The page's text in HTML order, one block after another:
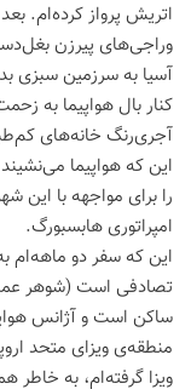
اتریش پرواز کرده‌ام.
وراجی‌های پیرزن
آسیا به سرزمین سبزی
کنار بال هواپیما به
آجری‌رنگ خانه‌های
این که هواپیما
را برای مواجهه با این
امپراتوری هابسبورگ.
این که سفر دو ماهه‌ام
تصادفی است (شوهر
ساکن است و آژانس
منطقه‌ی ویزای متحد
ویزا گرفته‌ام، به خاطر